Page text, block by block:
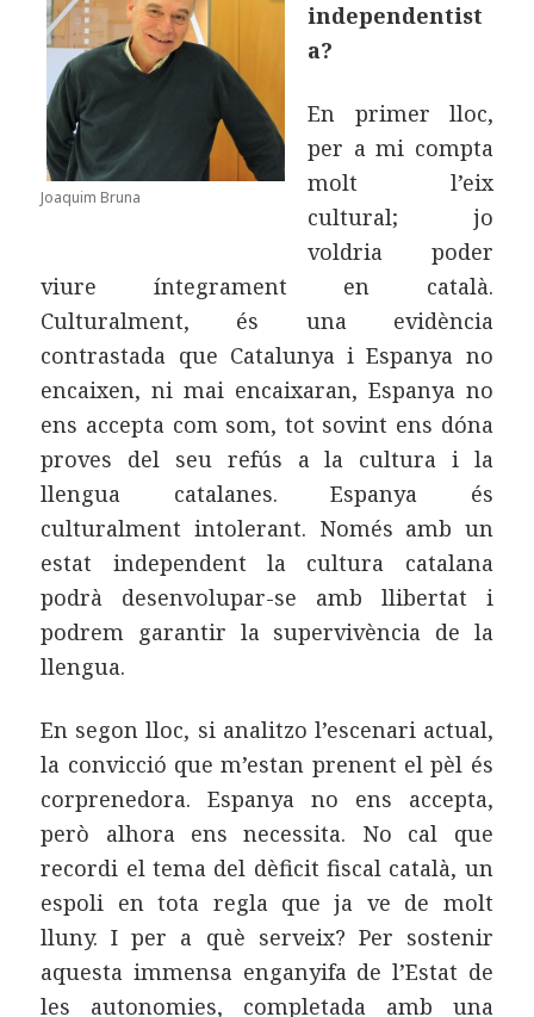
Joaquim Bruna
independentist
a?
En primer lloc,
per a mi compta
molt l’eix
cultural; jo
voldria poder
viure íntegrament en català.
Culturalment, és una evidència
contrastada que Catalunya i Espanya no
encaixen, ni mai encaixaran, Espanya no
ens accepta com som, tot sovint ens dóna
proves del seu refús a la cultura i la
llengua catalanes. Espanya és
culturalment intolerant. Només amb un
estat independent la cultura catalana
podrà desenvolupar-se amb llibertat i
podrem garantir la supervivència de la
llengua.
En segon lloc, si analitzo l’escenari actual,
la convicció que m’estan prenent el pèl és
corprenedora. Espanya no ens accepta,
però alhora ens necessita. No cal que
recordi el tema del dèficit fiscal català, un
espoli en tota regla que ja ve de molt
lluny. I per a què serveix? Per sostenir
aquesta immensa enganyifa de l’Estat de
les autonomies, completada amb una